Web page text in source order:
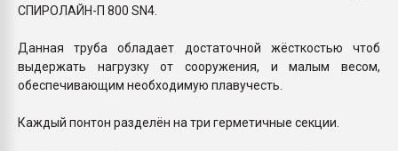
СПИРОЛАЙН-П 800 SN4.
Данная труба обладает достаточной жёсткостью чтоб
выдержать нагрузку от сооружения, и малым весом,
обеспечивающим необходимую плавучесть.
Каждый понтон разделён на три герметичные секции.